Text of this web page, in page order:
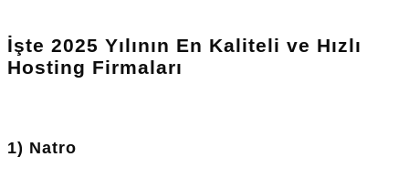
İşte 2025 Yılının En Kaliteli ve Hızlı
Hosting Firmaları
1) Natro